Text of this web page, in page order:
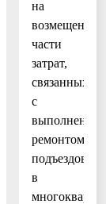
на
возмещение
части
затрат,
связанных
с
выполненным
ремонтом
подъездов
в